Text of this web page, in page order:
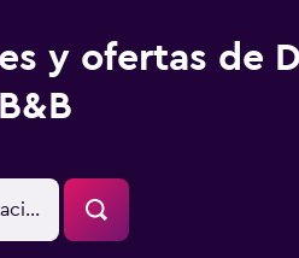
y ofertas de